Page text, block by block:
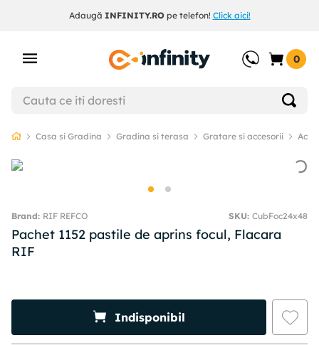
INFINITY.ROpe telefon!Click aici!
0
Casa si Gradina Gradina si terasa Gratare si accesorii
RIF REFCO SKU: CubFoc24x48
Pachet 1152 pastile de aprins focul, Flacara
RIF
Indisponibil